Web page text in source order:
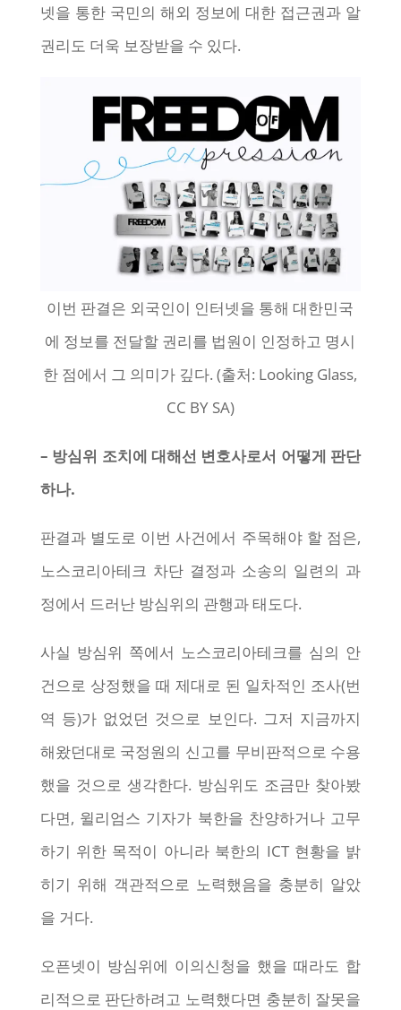
넷을 통한 국민의 해외 정보에 대한 접근권과 알
권리도 더욱 보장받을 수 있다.
이번 판결은 외국인이 인터넷을 통해 대한민국
에 정보를 전달할 권리를 법원이 인정하고 명시
한 점에서 그 의미가 깊다. (출처: Looking Glass,
CC BY SA)
– 방심위 조치에 대해선 변호사로서 어떻게 판단
하나.
판결과 별도로 이번 사건에서 주목해야 할 점은,
노스코리아테크 차단 결정과 소송의 일련의 과
정에서 드러난 방심위의 관행과 태도다.
사실 방심위 쪽에서 노스코리아테크를 심의 안
건으로 상정했을 때 제대로 된 일차적인 조사(번
역 등)가 없었던 것으로 보인다. 그저 지금까지
해왔던대로 국정원의 신고를 무비판적으로 수용
했을 것으로 생각한다. 방심위도 조금만 찾아봤
다면, 윌리엄스 기자가 북한을 찬양하거나 고무
하기 위한 목적이 아니라 북한의 ICT 현황을 밝
히기 위해 객관적으로 노력했음을 충분히 알았
을 거다.
오픈넷이 방심위에 이의신청을 했을 때라도 합
리적으로 판단하려고 노력했다면 충분히 잘못을